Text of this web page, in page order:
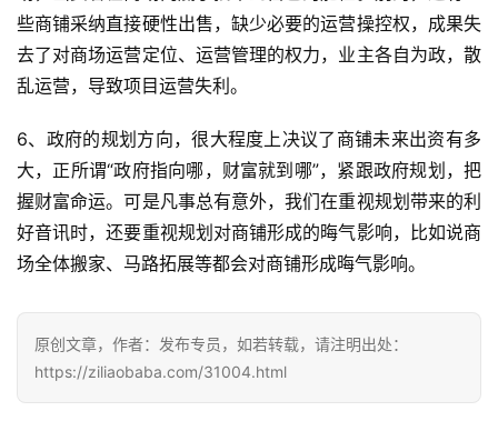
投
稿
些商铺采纳直接硬性出售，缺少必要的运营操控权，成果失
去了对商场运营定位、运营管理的权力，业主各自为政，散
乱运营，导致项目运营失利。
6、政府的规划方向，很大程度上决议了商铺未来出资有多
大，正所谓“政府指向哪，财富就到哪”，紧跟政府规划，把
握财富命运。可是凡事总有意外，我们在重视规划带来的利
好音讯时，还要重视规划对商铺形成的晦气影响，比如说商
场全体搬家、马路拓展等都会对商铺形成晦气影响。
原创文章，作者：发布专员，如若转载，请注明出处：
https://ziliaobaba.com/31004.html